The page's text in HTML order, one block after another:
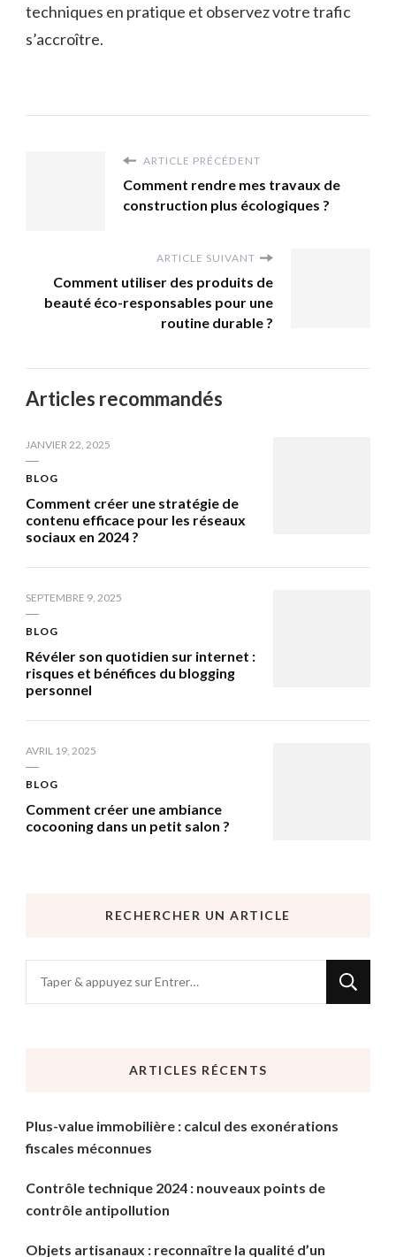
techniques en pratique et observez votre trafic
s’accroître.
ARTICLE PRÉCÉDENT
Comment rendre mes travaux de
construction plus écologiques ?
ARTICLE SUIVANT
Comment utiliser des produits de
beauté éco-responsables pour une
routine durable ?
Articles recommandés
JANVIER 22, 2025
BLOG
Comment créer une stratégie de
contenu efficace pour les réseaux
sociaux en 2024 ?
SEPTEMBRE 9, 2025
BLOG
Révéler son quotidien sur internet :
risques et bénéfices du blogging
personnel
AVRIL 19, 2025
BLOG
Comment créer une ambiance
cocooning dans un petit salon ?
RECHERCHER UN ARTICLE
recherchiez
ARTICLES RÉCENTS
Plus-value immobilière : calcul des exonérations
fiscales méconnues
Contrôle technique 2024 : nouveaux points de
contrôle antipollution
Objets artisanaux : reconnaître la qualité d’un